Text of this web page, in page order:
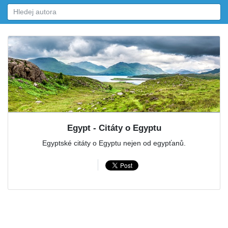
Egypt - Citáty o Egyptu
Egyptské citáty o Egyptu nejen od egypťanů.